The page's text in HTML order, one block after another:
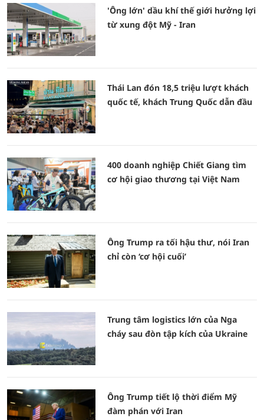
'Ông lớn' dầu khí thế giới hưởng lợi
từ xung đột Mỹ - Iran
Thái Lan đón 18,5 triệu lượt khách
quốc tế, khách Trung Quốc dẫn đầu
400 doanh nghiệp Chiết Giang tìm
cơ hội giao thương tại Việt Nam
Ông Trump ra tối hậu thư, nói Iran
chỉ còn ‘cơ hội cuối’
Trung tâm logistics lớn của Nga
cháy sau đòn tập kích của Ukraine
Ông Trump tiết lộ thời điểm Mỹ
đàm phán với Iran